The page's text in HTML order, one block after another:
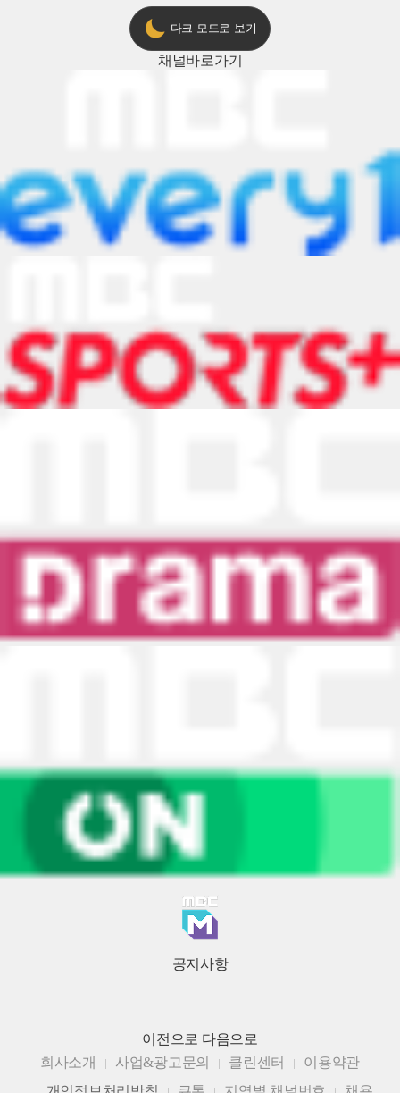
다크 모드로 보기
채널바로가기
공지사항
이전으로 다음으로
회사소개
사업&광고문의 클린센터
이용약관